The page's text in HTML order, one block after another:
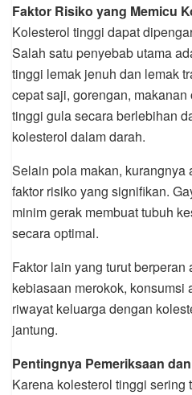
Faktor Risiko yang Memicu
Kolesterol tinggi dapat
Salah satu penyebab utama
tinggi lemak jenuh dan lemak
cepat saji, gorengan,
tinggi gula secara berlebihan
kolesterol dalam darah.
Selain pola makan, kurangnya
faktor risiko yang signifikan.
minim gerak membuat tubuh
secara optimal.
Faktor lain yang turut berperan
kebiasaan merokok, konsumsi
riwayat keluarga dengan
jantung.
Pentingnya Pemeriksaan
Karena kolesterol tinggi